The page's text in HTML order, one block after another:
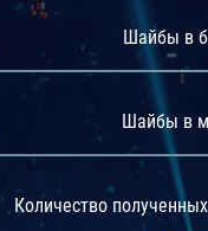
Амур
Барыс
Шайбы в
Шайбы в
Количество